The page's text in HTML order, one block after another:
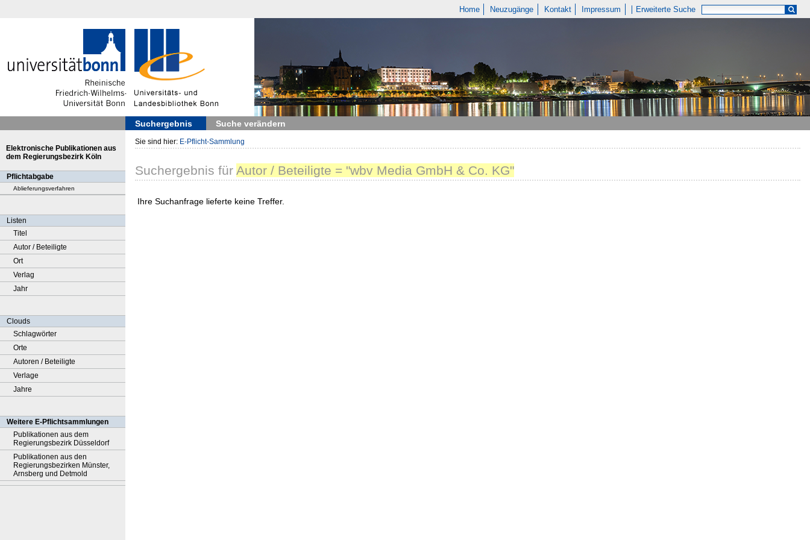
Home Neuzugänge Kontakt Impressum Erweiterte Suche
Suchergebnis Suche verändern
Elektronische Publikationen aus
dem Regierungsbezirk Köln
Pflichtabgabe
Ablieferungsverfahren
Listen
Titel
Autor / Beteiligte
Ort
Verlag
Jahr
Clouds
Schlagwörter
Orte
Autoren / Beteiligte
Verlage
Jahre
Weitere E-Pflichtsammlungen
Publikationen aus dem
Regierungsbezirk Düsseldorf
Publikationen aus den
Regierungsbezirken Münster,
Arnsberg und Detmold
Sie sind hier: E-Pflicht-Sammlung
Suchergebnis für Autor / Beteiligte = "wbv Media GmbH & Co. KG"
Ihre Suchanfrage lieferte keine Treffer.